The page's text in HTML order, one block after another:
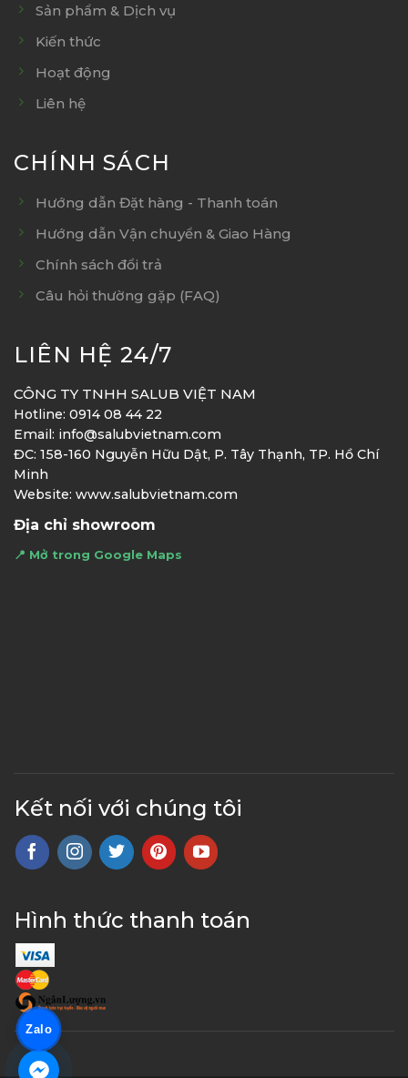
Sản phẩm & Dịch vụ
Kiến thức
Hoạt động
Liên hệ
CHÍNH SÁCH
Hướng dẫn Đặt hàng - Thanh toán
Hướng dẫn Vận chuyển & Giao Hàng
Chính sách đổi trả
Câu hỏi thường gặp (FAQ)
LIÊN HỆ 24/7
CÔNG TY TNHH SALUB VIỆT NAM
Hotline: 0914 08 44 22
Email: info@salubvietnam.com
ĐC: 158-160 Nguyễn Hữu Dật, P. Tây Thạnh, TP. Hồ Chí
Minh
Website: www.salubvietnam.com
Địa chỉ showroom
📍 Mở trong Google Maps
Kết nối với chúng tôi
Hình thức thanh toán
Zalo